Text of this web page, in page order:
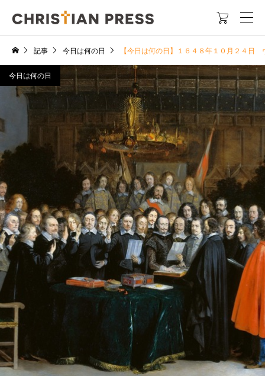

記事 今日は何の日 【今日は何の日】１６４８年１０月２４日
今日は何の日